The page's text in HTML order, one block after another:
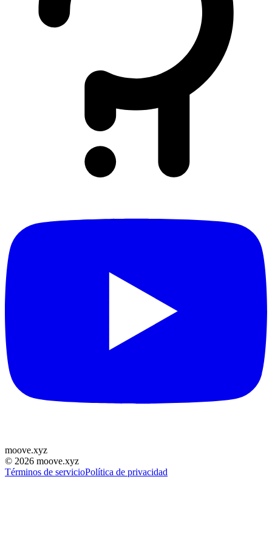
moove.xyz
© 2026 moove.xyz
Términos de servicioPolítica de privacidad